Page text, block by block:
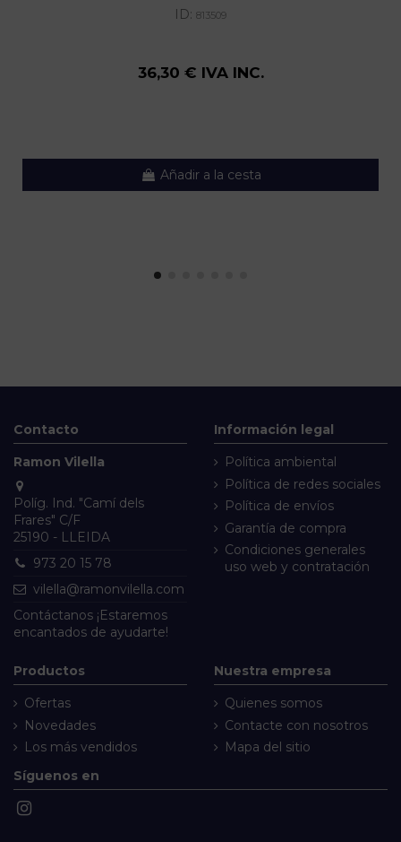
ID: 813509
36,30 € IVA INC.
Añadir a la cesta
Contacto
Ramon Vilella
Políg. Ind. "Camí dels
Frares" C/F
25190 - LLEIDA
973 20 15 78
vilella@ramonvilella.com
Contáctanos ¡Estaremos
encantados de ayudarte!
Información legal
Política ambiental
Política de redes sociales
Política de envíos
Garantía de compra
Condiciones generales
uso web y contratación
Productos
Ofertas
Novedades
Los más vendidos
Nuestra empresa
Quienes somos
Contacte con nosotros
Mapa del sitio
Síguenos en